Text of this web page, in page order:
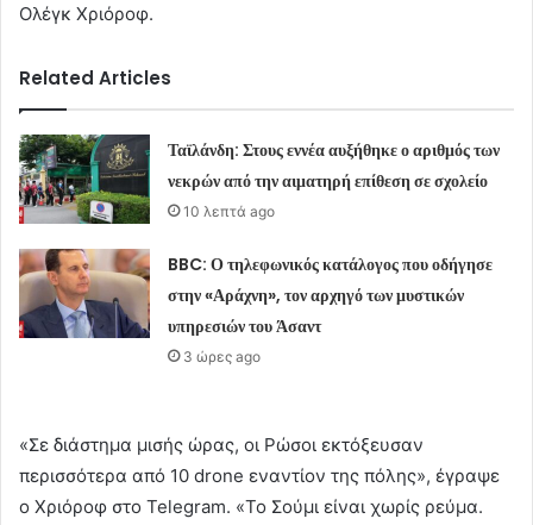
Ολέγκ Χριόροφ.
Related Articles
Ταϊλάνδη: Στους εννέα αυξήθηκε ο αριθμός των
νεκρών από την αιματηρή επίθεση σε σχολείο
10 λεπτά ago
BBC: Ο τηλεφωνικός κατάλογος που οδήγησε
στην «Αράχνη», τον αρχηγό των μυστικών
υπηρεσιών του Άσαντ
3 ώρες ago
«Σε διάστημα μισής ώρας, οι Ρώσοι εκτόξευσαν
περισσότερα από 10 drone εναντίον της πόλης», έγραψε
ο Χριόροφ στο Telegram. «Το Σούμι είναι χωρίς ρεύμα.